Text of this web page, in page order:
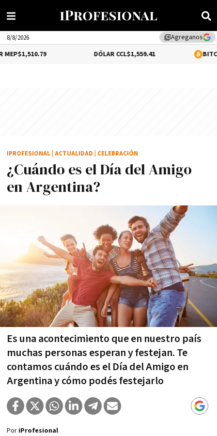
library_addAgreganos
8/8/2026
$1,559.41 0.12%
¿Cuándo es el Día del Amigo
en Argentina?
Es una acontecimiento que en nuestro país
muchas personas esperan y festejan. Te
contamos cuándo es el Día del Amigo en
Argentina y cómo podés festejarlo
IPROFESIONAL ACTUALIDAD CELEBRACIÓN
Por iProfesional